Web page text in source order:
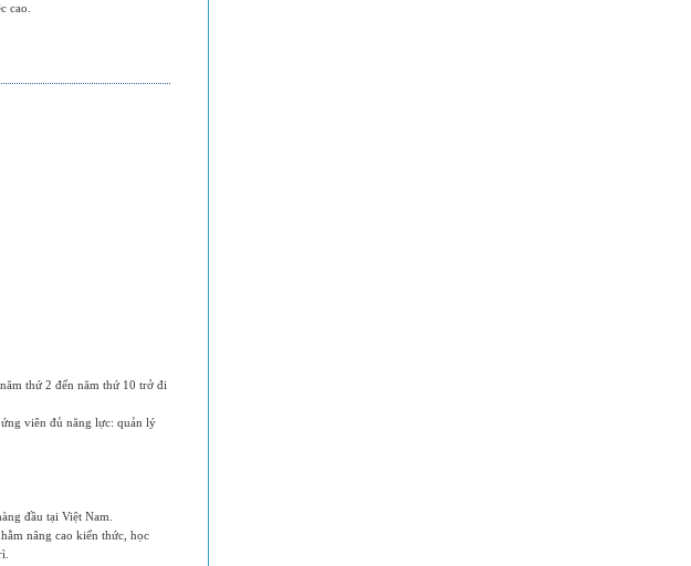
cao.
thứ 2 đến năm thứ 10 trở đi
viên đủ năng lực: quản lý
đầu tại Việt Nam.
nâng cao kiến thức, học